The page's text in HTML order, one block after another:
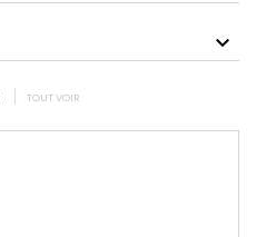
TOUT VOIR